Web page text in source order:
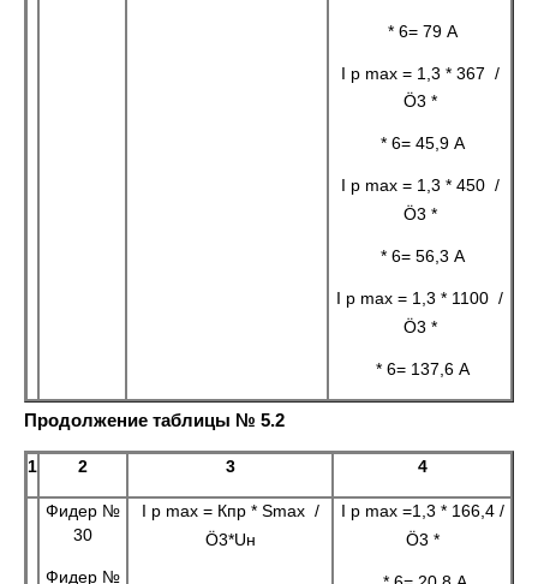
* 6= 79 А
I р max = 1,3 * 367 /
Ö3 *
* 6= 45,9 А
I р max = 1,3 * 450 /
Ö3 *
* 6= 56,3 А
I р max = 1,3 * 1100 /
Ö3 *
* 6= 137,6 А
Продолжение таблицы № 5.2
1 2 3 4
Фидер №
30
Фидер №
I р max = Кпр * Smax /
Ö3*Uн
I р max =1,3 * 166,4 /
Ö3 *